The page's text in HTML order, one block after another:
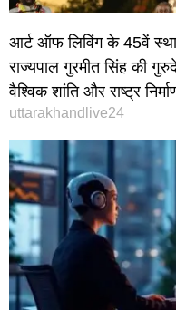
आर्ट ऑफ लिविंग के 45वें
राज्यपाल गुरमीत सिंह की
वैश्विक शांति और राष्ट्र
uttarakhandlive24